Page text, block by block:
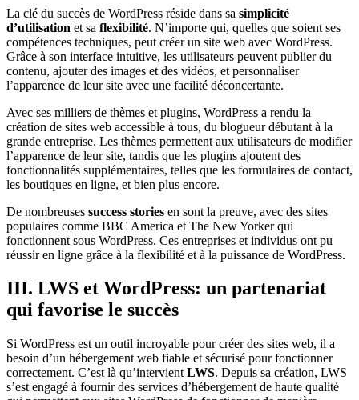
La clé du succès de WordPress réside dans sa simplicité
d’utilisation et sa flexibilité. N’importe qui, quelles que soient ses
compétences techniques, peut créer un site web avec WordPress.
Grâce à son interface intuitive, les utilisateurs peuvent publier du
contenu, ajouter des images et des vidéos, et personnaliser
l’apparence de leur site avec une facilité déconcertante.
Avec ses milliers de thèmes et plugins, WordPress a rendu la
création de sites web accessible à tous, du blogueur débutant à la
grande entreprise. Les thèmes permettent aux utilisateurs de modifier
l’apparence de leur site, tandis que les plugins ajoutent des
fonctionnalités supplémentaires, telles que les formulaires de contact,
les boutiques en ligne, et bien plus encore.
De nombreuses success stories en sont la preuve, avec des sites
populaires comme BBC America et The New Yorker qui
fonctionnent sous WordPress. Ces entreprises et individus ont pu
réussir en ligne grâce à la flexibilité et à la puissance de WordPress.
III. LWS et WordPress: un partenariat
qui favorise le succès
Si WordPress est un outil incroyable pour créer des sites web, il a
besoin d’un hébergement web fiable et sécurisé pour fonctionner
correctement. C’est là qu’intervient LWS. Depuis sa création, LWS
s’est engagé à fournir des services d’hébergement de haute qualité